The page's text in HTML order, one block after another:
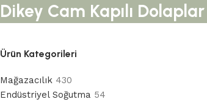
Dikey Cam Kapılı Dolaplar
Ürün Kategorileri
Mağazacılık 430
Endüstriyel Soğutma 54